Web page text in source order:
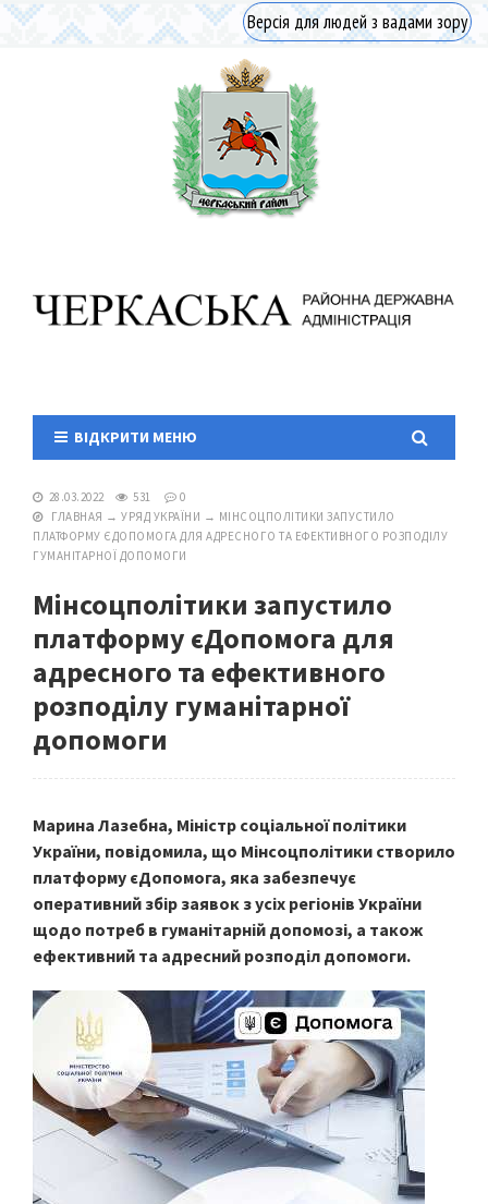
Версія для людей з вадами зору
ВІДКРИТИ МЕНЮ
28.03.2022 531
0
ГЛАВНАЯ → УРЯД УКРАЇНИ → МІНСОЦПОЛІТИКИ ЗАПУСТИЛО
ПЛАТФОРМУ ЄДОПОМОГА ДЛЯ АДРЕСНОГО ТА ЕФЕКТИВНОГО РОЗПОДІЛУ
ГУМАНІТАРНОЇ ДОПОМОГИ
Мінсоцполітики запустило
платформу єДопомога для
адресного та ефективного
розподілу гуманітарної
допомоги
Марина Лазебна, Міністр соціальної політики
України, повідомила, що Мінсоцполітики створило
платформу єДопомога, яка забезпечує
оперативний збір заявок з усіх регіонів України
щодо потреб в гуманітарній допомозі, а також
ефективний та адресний розподіл допомоги.